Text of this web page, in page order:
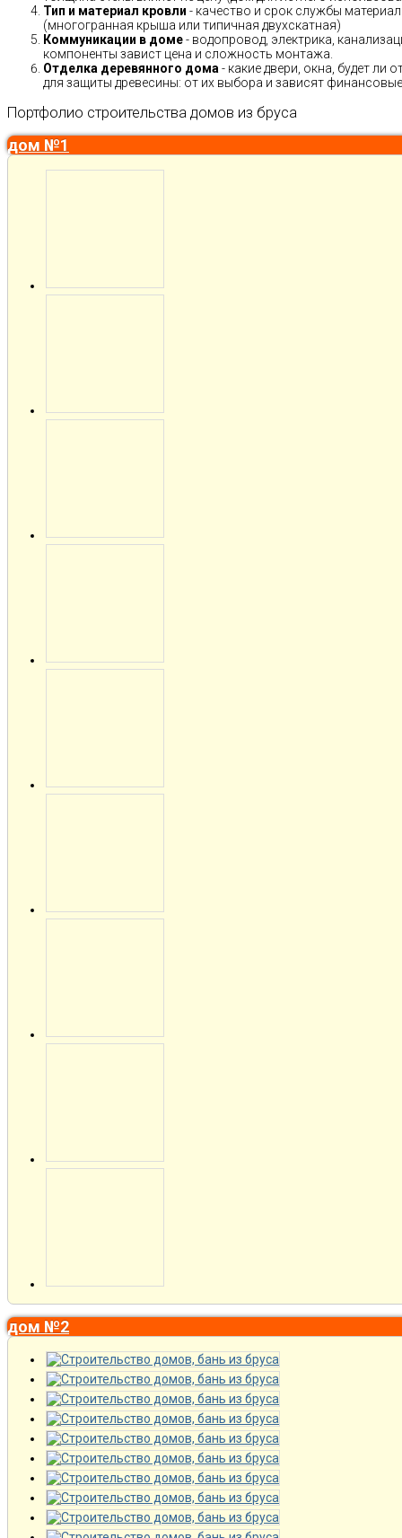
Тип и материал кровли - качество и срок службы
(многогранная крыша или типичная двухскатная)
Коммуникации в доме- водопровод, электрика,
компоненты завист цена и сложность монтажа.
Отделка деревянного дома - какие двери, окна, будет
для защиты древесины: от их выбора и зависят
Портфолио строительства домов из бруса
дом №1
дом №2